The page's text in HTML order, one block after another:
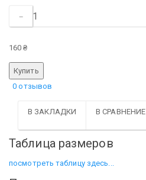
160 ₴
0 отзывов
В ЗАКЛАДКИ В СРАВНЕНИЕ
Таблица размеров
посмотреть таблицу здесь...